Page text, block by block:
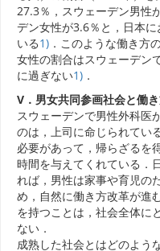
27.3％，スウェーデン男性
デン女性が3.6％と，日本
いる1) ．このような働き方
女性の割合はスウェーデン
に過ぎない1) ．
V．男女共同参画社会と働
スウェーデンで男性外科医
のは，上司に命じられてい
必要があって，帰らざるを
時間を与えてくれている．
れば，男性は家事や育児の
め，自然に働き方改革が進
を持つことは，社会全体に
ない．
成熟した社会とはどのよう